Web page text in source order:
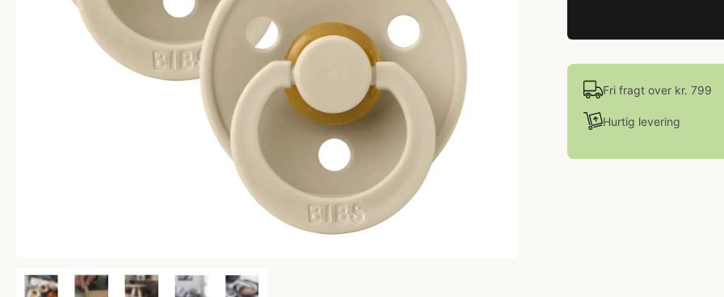
Fri fragt over kr. 799
Hurtig levering